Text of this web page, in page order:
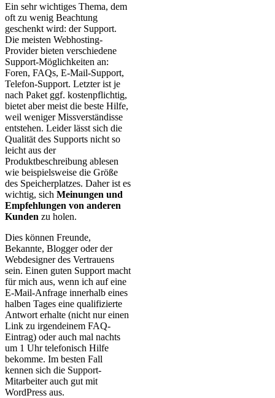
Ein sehr wichtiges Thema, dem
oft zu wenig Beachtung
geschenkt wird: der Support.
Die meisten Webhosting-
Provider bieten verschiedene
Support-Möglichkeiten an:
Foren, FAQs, E-Mail-Support,
Telefon-Support. Letzter ist je
nach Paket ggf. kostenpflichtig,
bietet aber meist die beste Hilfe,
weil weniger Missverständisse
entstehen. Leider lässt sich die
Qualität des Supports nicht so
leicht aus der
Produktbeschreibung ablesen
wie beispielsweise die Größe
des Speicherplatzes. Daher ist es
wichtig, sich Meinungen und
Empfehlungen von anderen
Kunden zu holen.
Dies können Freunde,
Bekannte, Blogger oder der
Webdesigner des Vertrauens
sein. Einen guten Support macht
für mich aus, wenn ich auf eine
E-Mail-Anfrage innerhalb eines
halben Tages eine qualifizierte
Antwort erhalte (nicht nur einen
Link zu irgendeinem FAQ-
Eintrag) oder auch mal nachts
um 1 Uhr telefonisch Hilfe
bekomme. Im besten Fall
kennen sich die Support-
Mitarbeiter auch gut mit
WordPress aus.